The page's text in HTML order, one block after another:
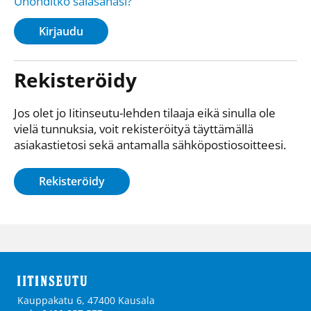
Kirjaudu
Rekisteröidy
Jos olet jo Iitinseutu-lehden tilaaja eikä sinulla ole
vielä tunnuksia, voit rekisteröityä täyttämällä
asiakastietosi sekä antamalla sähkö­posti­osoitteesi.
Rekisteröidy
Kauppakatu 6, 47400 Kausala